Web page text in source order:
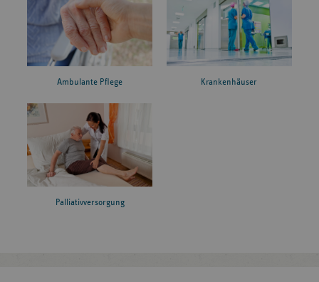
Ambulante Pflege Krankenhäuser
Palliativversorgung